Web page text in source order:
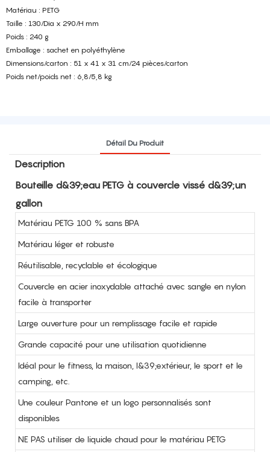
Matériau : PETG
Taille : 130/Dia x 290/H mm
Poids : 240 g
Emballage : sachet en polyéthylène
Dimensions/carton : 51 x 41 x 31 cm/24 pièces/carton
Poids net/poids net : 6,8/5,8 kg
Détail Du Produit
Description
Bouteille d&39;eau PETG à couvercle vissé d&39;un
gallon
Matériau PETG 100 % sans BPA
Matériau léger et robuste
Réutilisable, recyclable et écologique
Couvercle en acier inoxydable attaché avec sangle en nylon
facile à transporter
Large ouverture pour un remplissage facile et rapide
Grande capacité pour une utilisation quotidienne
Idéal pour le fitness, la maison, l&39;extérieur, le sport et le
camping, etc.
Une couleur Pantone et un logo personnalisés sont
disponibles
NE PAS utiliser de liquide chaud pour le matériau PETG